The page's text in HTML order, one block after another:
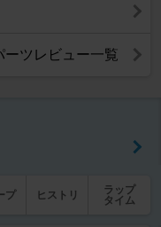
ーツレビュー一覧
プ ヒストリ
ラップ
タイム